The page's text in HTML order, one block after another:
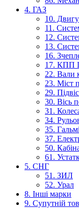
4. ГАЗ
10.
11.
12.
13.
16.
17. КПП
22. Вали
23. Міст
29.
30. Вісь
31.
34.
35.
37.
50.
61.
5. СНГ
51. ЗИЛ
52. Урал
8. Інші марки
9. Супутній